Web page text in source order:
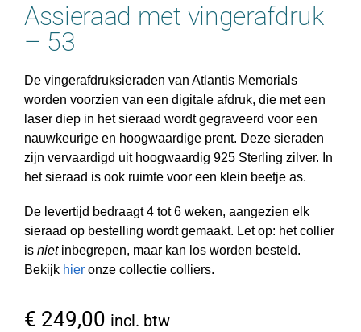
Assieraad met vingerafdruk
– 53
De vingerafdruksieraden van Atlantis Memorials
worden voorzien van een digitale afdruk, die met een
laser diep in het sieraad wordt gegraveerd voor een
nauwkeurige en hoogwaardige prent. Deze sieraden
zijn vervaardigd uit hoogwaardig 925 Sterling zilver. In
het sieraad is ook ruimte voor een klein beetje as.
De levertijd bedraagt 4 tot 6 weken, aangezien elk
sieraad op bestelling wordt gemaakt. Let op: het collier
is nietinbegrepen, maar kan los worden besteld.
Bekijk hier onze collectie colliers.
€ 249,00 incl. btw